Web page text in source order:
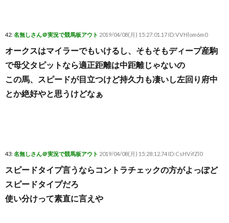
42: 名無しさん＠実況で競馬板アウト 2019/04/08(月) 15:27:01.17 ID:VVHlom6m0
オークスはマイラーでもいけるし、そもそもディープ産駒
で母父タピットなら適正距離は中距離じゃないの
この馬、スピードが目立つけど持久力も凄いし左回り府中
とか絶好やと思うけどなぁ
43: 名無しさん＠実況で競馬板アウト 2019/04/08(月) 15:28:12.74 ID:CsHVifZl0
スピードタイプ言うならコントラチェックの方がよっぽど
スピードタイプだろ
使い分けって素直に言えや